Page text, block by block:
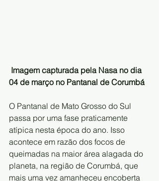
Imagem capturada pela Nasa no dia
04 de março no Pantanal de Corumbá
O Pantanal de Mato Grosso do Sul
passa por uma fase praticamente
atípica nesta época do ano. Isso
acontece em razão dos focos de
queimadas na maior área alagada do
planeta, na região de Corumbá, que
mais uma vez amanheceu encoberta